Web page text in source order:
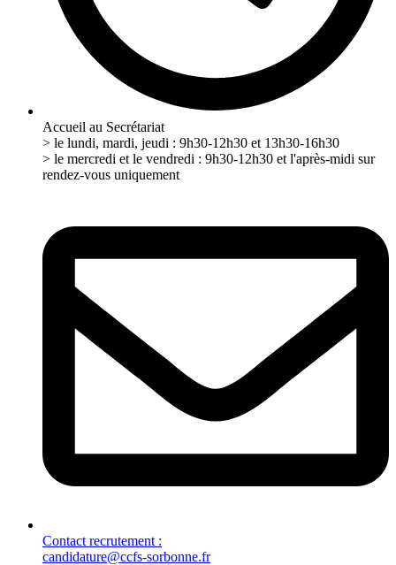
Accueil au Secrétariat
> le lundi, mardi, jeudi : 9h30-12h30 et 13h30-16h30
> le mercredi et le vendredi : 9h30-12h30 et l'après-midi sur
rendez-vous uniquement
Contact recrutement :
candidature@ccfs-sorbonne.fr